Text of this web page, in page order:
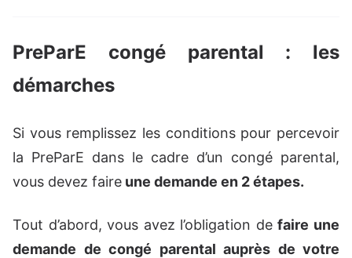
PreParE congé parental : les
démarches
Si vous remplissez les conditions pour percevoir
la PreParE dans le cadre d’un congé parental,
vous devez faire une demande en 2 étapes.
Tout d’abord, vous avez l’obligation defaire une
demande de congé parental auprès de votre